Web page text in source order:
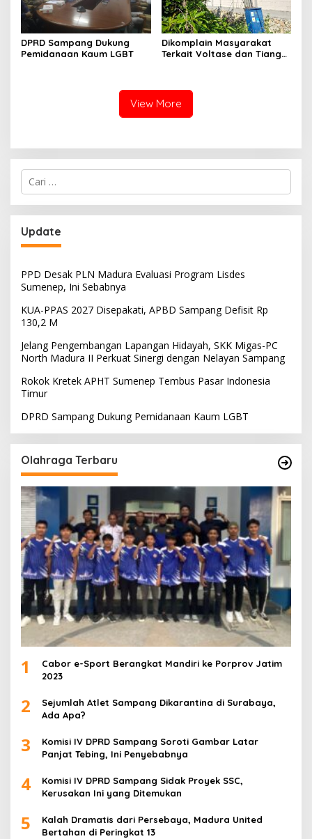
DPRD Sampang Dukung
Pemidanaan Kaum LGBT
Dikomplain Masyarakat
Terkait Voltase dan Tiang
View More
Cari
untuk:
Update
PPD Desak PLN Madura Evaluasi Program Lisdes
Sumenep, Ini Sebabnya
KUA-PPAS 2027 Disepakati, APBD Sampang Defisit Rp
130,2 M
Jelang Pengembangan Lapangan Hidayah, SKK Migas-PC
North Madura II Perkuat Sinergi dengan Nelayan Sampang
Rokok Kretek APHT Sumenep Tembus Pasar Indonesia
Timur
DPRD Sampang Dukung Pemidanaan Kaum LGBT
Olahraga Terbaru
1
Cabor e-Sport Berangkat Mandiri ke Porprov Jatim
2023
2
Sejumlah Atlet Sampang Dikarantina di Surabaya,
Ada Apa?
3
Komisi IV DPRD Sampang Soroti Gambar Latar
Panjat Tebing, Ini Penyebabnya
4
Komisi IV DPRD Sampang Sidak Proyek SSC,
Kerusakan Ini yang Ditemukan
5
Kalah Dramatis dari Persebaya, Madura United
Bertahan di Peringkat 13